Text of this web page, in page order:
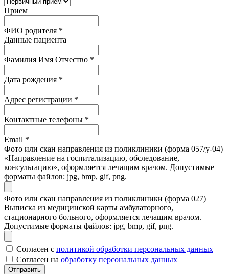
Прием
ФИО родителя *
Данные пациента
Фамилия Имя Отчество *
Дата рождения *
Адрес регистрации *
Контактные телефоны *
Email *
Фото или скан направления из поликлиники (форма 057/у-04)
«Направление на госпитализацию, обследование,
консультацию», оформляется лечащим врачом. Допустимые
форматы файлов: jpg, bmp, gif, png.
Фото или скан направления из поликлиники (форма 027)
Выписка из медицинской карты амбулаторного,
стационарного больного, оформляется лечащим врачом.
Допустимые форматы файлов: jpg, bmp, gif, png.
Согласен с политикой обработки персональных данных
Согласен на обработку персональных данных